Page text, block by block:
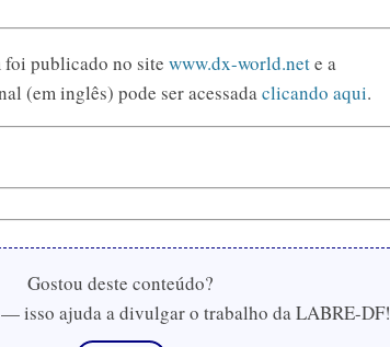
foi publicado no site www.dx-world.nete a
(em inglês) pode ser acessadaclicando aqui.
Gostou deste conteúdo?
isso ajuda a divulgar o trabalho da LABRE-DF!